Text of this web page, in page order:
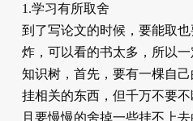
1.学习有所取舍
到了写论文的时候，要能取
炸，可以看的书太多，所以
知识树，首先，要有一棵自
挂相关的东西，但千万不要
且要慢慢的舍掉一些挂不上